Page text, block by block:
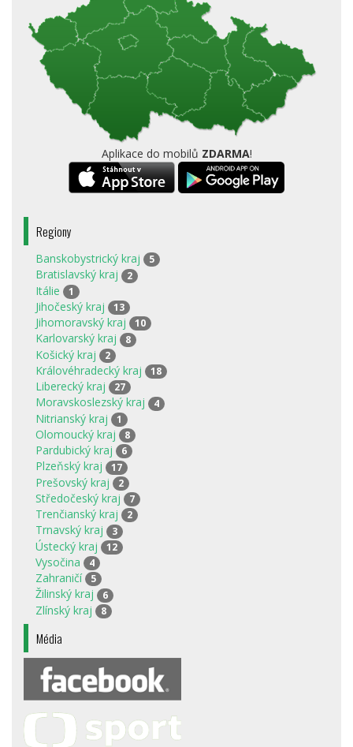
Aplikace do mobilů ZDARMA!
Regiony
Banskobystrický kraj 5
Bratislavský kraj 2
Itálie 1
Jihočeský kraj 13
Jihomoravský kraj 10
Karlovarský kraj 8
Košický kraj 2
Královéhradecký kraj 18
Liberecký kraj 27
Moravskoslezský kraj 4
Nitrianský kraj 1
Olomoucký kraj 8
Pardubický kraj 6
Plzeňský kraj 17
Prešovský kraj 2
Středočeský kraj 7
Trenčianský kraj 2
Trnavský kraj 3
Ústecký kraj 12
Vysočina 4
Zahraničí 5
Žilinský kraj 6
Zlínský kraj 8
Média